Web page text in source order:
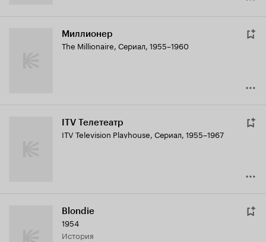
Миллионер
The Millionaire, Сериал, 1955–1960
ITV Телетеатр
ITV Television Playhouse, Сериал, 1955–1967
Blondie
1954
история